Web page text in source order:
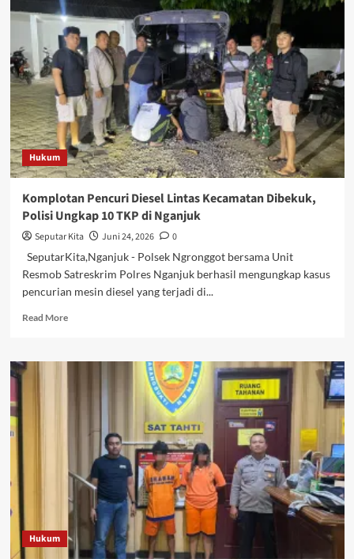
Sistem
Pencatatan
Meter
GasKita
Disorot
Hukum
Komplotan Pencuri Diesel Lintas Kecamatan Dibekuk,
Polisi Ungkap 10 TKP di Nganjuk
Seputar Kita Juni 24, 2026
0
SeputarKita,Nganjuk - Polsek Ngronggot bersama Unit
Resmob Satreskrim Polres Nganjuk berhasil mengungkap kasus
pencurian mesin diesel yang terjadi di...
Read MoreRead
Komplotan
Dibekuk,
Ungkap
10
TKP
di
Nganjuk
Hukum